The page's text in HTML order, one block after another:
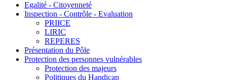
Egalité - Citoyenneté
Inspection - Contrôle - Evaluation
PRIICE
LIRIC
REPERES
Présentation du Pôle
Protection des personnes vulnérables
Protection des majeurs
Politiques du Handicap